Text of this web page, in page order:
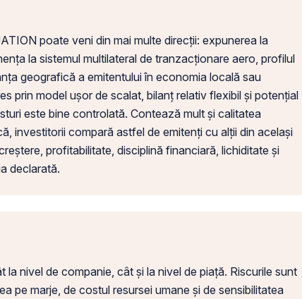
poate veni din mai multe direcții: expunerea la
la sistemul multilateral de tranzacționare aero, profilul
geografică a emitentului în economia locală sau
prin model ușor de scalat, bilanț relativ flexibil și potențial
este bine controlată. Contează mult și calitatea
investitorii compară astfel de emitenți cu alții din același
profitabilitate, disciplină financiară, lichiditate și
declarată.
nivel de companie, cât și la nivel de piață. Riscurile sunt
pe marje, de costul resursei umane și de sensibilitatea